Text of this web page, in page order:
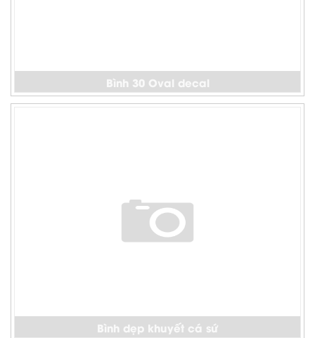
Bình 30 Oval decal
Bình dẹp khuyết cá sứ